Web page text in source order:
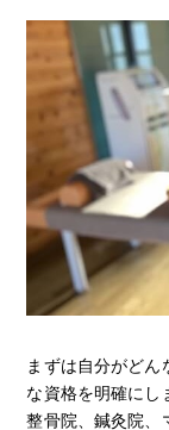
まずは自分がど
な資格を明確にし
整骨院、鍼灸院、